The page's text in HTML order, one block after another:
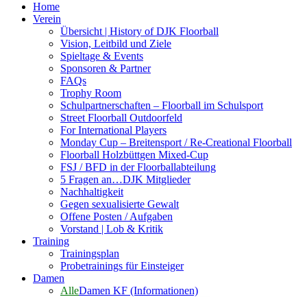
Home
Verein
Übersicht | History of DJK Floorball
Vision, Leitbild und Ziele
Spieltage & Events
Sponsoren & Partner
FAQs
Trophy Room
Schulpartnerschaften – Floorball im Schulsport
Street Floorball Outdoorfeld
For International Players
Monday Cup – Breitensport / Re-Creational Floorball
Floorball Holzbüttgen Mixed-Cup
FSJ / BFD in der Floorballabteilung
5 Fragen an…DJK Mitglieder
Nachhaltigkeit
Gegen sexualisierte Gewalt
Offene Posten / Aufgaben
Vorstand | Lob & Kritik
Training
Trainingsplan
Probetrainings für Einsteiger
Damen
AlleDamen KF (Informationen)